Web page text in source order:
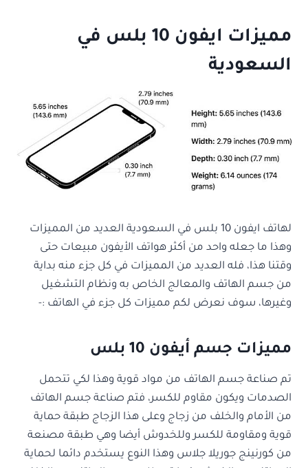
مميزات ايفون 10 بلس في
السعودية
لهاتف
ايفون 10 بلس في السعودية العديد من المميزات
وهذا ما جعله واحد من أكثر هواتف الأيفون مبيعات حتى
وقتنا هذا، فله العديد من المميزات في كل جزء منه بداية
من جسم الهاتف والمعالج الخاص به ونظام التشغيل
وغيرها، سوف نعرض لكم مميزات كل جزء في الهاتف :-
مميزات جسم أيفون 10 بلس
تم صناعة جسم الهاتف من مواد قوية وهذا لكي تتحمل
الصدمات ويكون مقاوم للكسر، فتم صناعة جسم الهاتف
من الأمام والخلف من زجاج وعلى هذا الزجاج طبقة حماية
قوية ومقاومة للكسر وللخدوش أيضا وهي طبقة مصنعة
من كورنينج جوريلا جلاس وهذا النوع يستخدم دائما لحماية